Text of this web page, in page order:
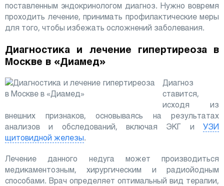
поставленным эндокринологом диагноз. Нужно вовремя
проходить лечение, принимать профилактические меры
для того, чтобы избежать осложнений заболевания.
Диагностика и лечение гипертиреоза в
Москве в «Диамед»
Диагноз
ставится,
исходя из
внешних признаков, основываясь на результатах
анализов и обследований, включая ЭКГ и УЗИ
щитовидной железы.
Лечение данного недуга может производиться
медикаментозным, хирургическим и радиойодным
способами. Врач определяет оптимальный вид терапии,